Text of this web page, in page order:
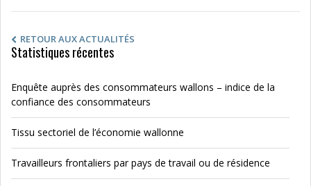
RETOUR AUX ACTUALITÉS
Statistiques récentes
Enquête auprès des consommateurs wallons – indice de la
confiance des consommateurs
Tissu sectoriel de l’économie wallonne
Travailleurs frontaliers par pays de travail ou de résidence